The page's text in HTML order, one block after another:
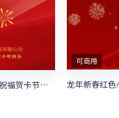
新春大红小年祝福贺卡节日小年宣传
可商用